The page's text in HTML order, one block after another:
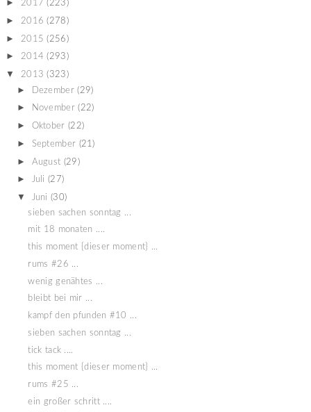
► 2017 (223)
► 2016 (278)
► 2015 (256)
► 2014 (293)
▼ 2013 (323)
► Dezember (29)
► November (22)
► Oktober (22)
► September (21)
► August (29)
► Juli (27)
▼ Juni (30)
sieben sachen sonntag ...
mit 18 monaten ....
this moment {dieser moment} ...
rums #26 ...
wenig genähtes ...
bleibt bei mir ...
kampf den pfunden #10 ...
sieben sachen sonntag ...
tick tack ....
this moment {dieser moment} ...
rums #25 ...
ein großer schritt ....